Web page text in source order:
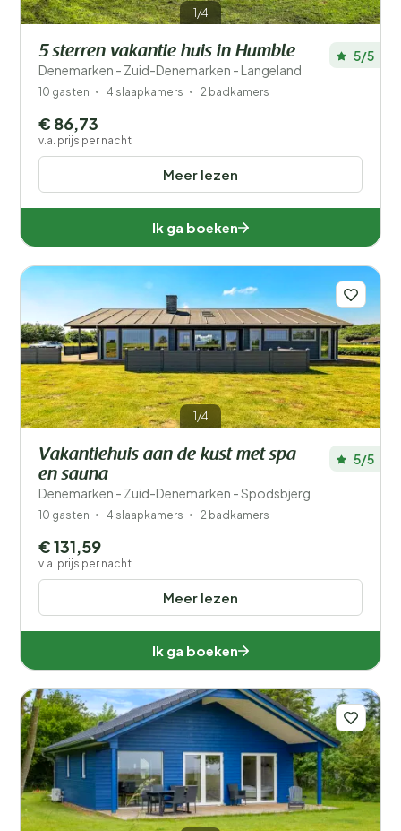
Je vakantie
Kies reisdata en je gezelschap
Wanneer?
Aantal gasten?
Afstand 1
Prijs
Ligging
Kinderen
Type vakantiehuisje
Populaire filters
Voorzieningen
1/4
5 sterren vakantie huis in Humble
Denemarken - Zuid-Denemarken - Langeland
5/5
10 gasten 4 slaapkamers 2 badkamers
Meer lezen
€ 86,73
v.a. prijs per nacht
Ik ga boeken
1/4
Vakantiehuis aan de kust met spa
en sauna
Denemarken - Zuid-Denemarken - Spodsbjerg
5/5
10 gasten 4 slaapkamers 2 badkamers
Meer lezen
€ 131,59
v.a. prijs per nacht
Ik ga boeken